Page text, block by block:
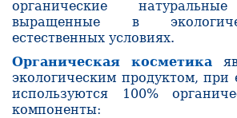
органические
выращенные в
естественных условиях.
Органическая косметика
экологическим продуктом, при
используются 100%
компоненты: